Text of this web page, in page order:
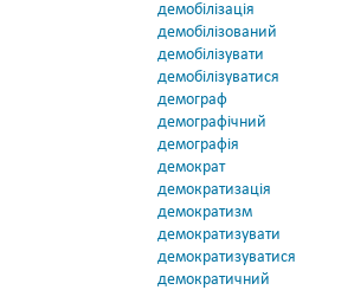
демобілізація
демобілізований
демобілізувати
демобілізуватися
демограф
демографічний
демографія
демократ
демократизація
демократизм
демократизувати
демократизуватися
демократичний